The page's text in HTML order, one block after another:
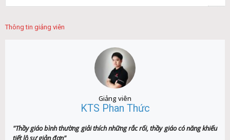
Thông tin giảng viên
Giảng viên
KTS Phan Thức
"Thầy giáo bình thường giải thích những rắc rối, thầy giáo có năng khiếu
tiết lộ sự giản đơn"